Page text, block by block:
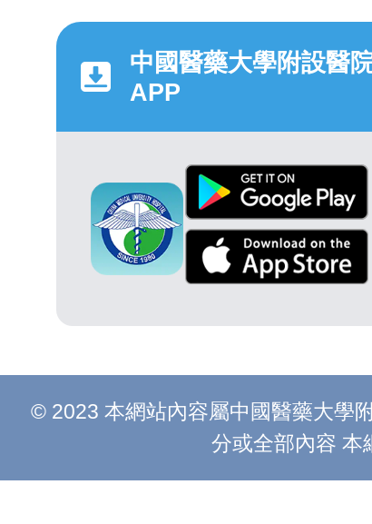
中國醫藥大學附設醫
APP
© 2023 本網站內容屬中國醫藥大學
分或全部內容 本